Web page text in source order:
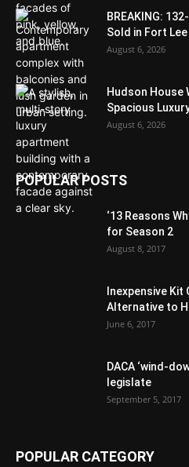
BREAKING:
Sold in Fort Lee
August 6, 2026
Hudson House
Spacious
August 6, 2026
POPULAR POSTS
‘13 Reasons
for Season 2
August 8, 2017
Inexpensive
Alternative to
June 6, 2017
DACA ‘wind-
legislate
September 5, 2017
POPULAR CATEGORY